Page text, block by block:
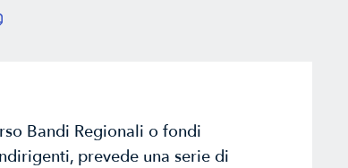
Bandi Regionali o fondi
prevede una serie di